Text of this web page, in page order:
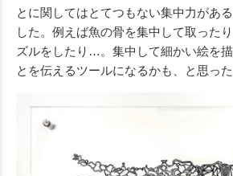
とに関してはとてつもない集中力があ
した。例えば魚の骨を集中して取った
ズルをしたり…。集中して細かい絵を
とを伝えるツールになるかも、と思った